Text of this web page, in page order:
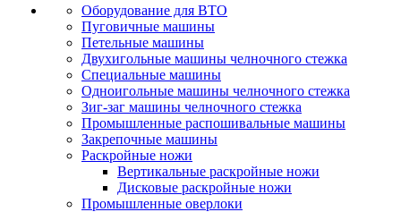
Оборудование для ВТО
Пуговичные машины
Петельные машины
Двухигольные машины челночного стежка
Специальные машины
Одноигольные машины челночного стежка
Зиг-заг машины челночного стежка
Промышленные распошивальные машины
Закрепочные машины
Раскройные ножи
Вертикальные раскройные ножи
Дисковые раскройные ножи
Промышленные оверлоки